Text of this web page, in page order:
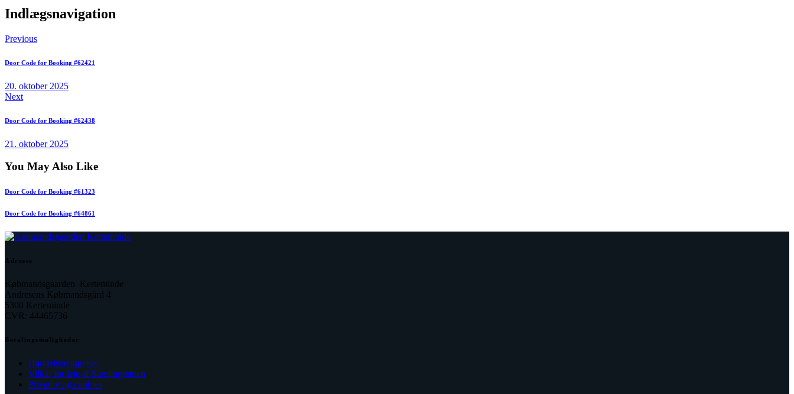
Indlægsnavigation
Previous
Door Code for Booking #62421
20. oktober 2025
Next
Door Code for Booking #62438
21. oktober 2025
You May Also Like
Door Code for Booking #61323
Door Code for Booking #64861
Adresse
Købmandsgaarden Kerteminde
Andresens Købmandsgård 4
5300 Kerteminde
CVR: 44465736
Betalingsmuligheder
Handelsbetingelser
Vilkår for leje af Samlingsstuen
Privatliv og cookies